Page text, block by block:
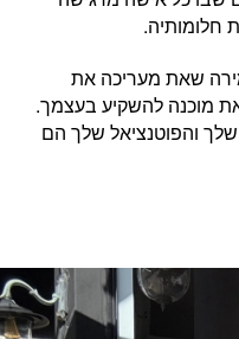
חלומותיה.
שאת מעריכה את
מוכנה להשקיע בעצמך.
והפוטנציאל שלך הם